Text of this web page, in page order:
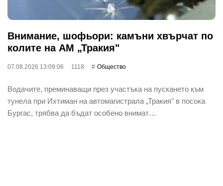
Внимание, шофьори: камъни хвърчат по
колите на АМ „Тракия"
07.08.2026 13:09:06 1118 Общество
Водачите, преминаващи през участъка на пускането към
тунела при Ихтиман на автомагистрала „Тракия" в посока
Бургас, трябва да бъдат особено внимат…